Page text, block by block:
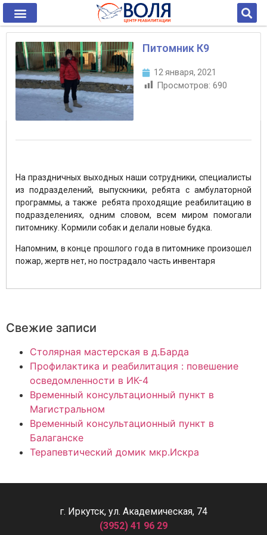
Питомник К9
12 января, 2021
Просмотров: 690
На праздничных выходных наши сотрудники, специалисты
из подразделений, выпускники, ребята с амбулаторной
программы, а также ребята проходящие реабилитацию в
подразделениях, одним словом, всем миром помогали
питомнику. Кормили собак и делали новые будка.
Напомним, в конце прошлого года в питомнике произошел
пожар, жертв нет, но пострадало часть инвентаря
Свежие записи
Столярная мастерская в д.Барда
Профилактика и реабилитация : повешение
осведомленности в ИК-4
Временный консультационный пункт в
Магистральном
Временный консультационный пункт в
Балаганске
Терапевтический домик мкр.Искра
г. Иркутск, ул. Академическая, 74
(3952) 41 96 29